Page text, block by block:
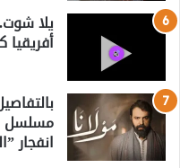
يلا
أفريقيا
مسلسل
انفجار